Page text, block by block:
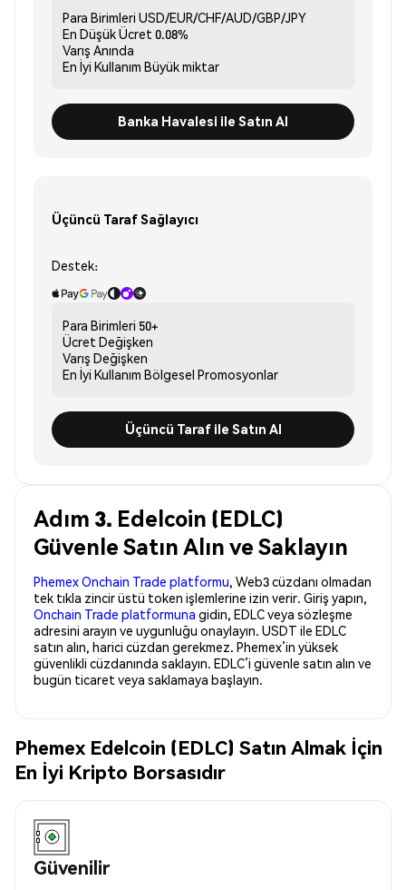
Para Birimleri USD/EUR/CHF/AUD/GBP/JPY
En Düşük Ücret 0.08%
Varış Anında
En İyi Kullanım Büyük miktar
Banka Havalesi ile Satın Al
Üçüncü Taraf Sağlayıcı
Destek:
Para Birimleri 50+
Ücret Değişken
Varış Değişken
En İyi Kullanım Bölgesel Promosyonlar
Üçüncü Taraf ile Satın Al
Adım 3. Edelcoin (EDLC)
Güvenle Satın Alın ve Saklayın
Phemex Onchain Trade platformu, Web3 cüzdanı olmadan
tek tıkla zincir üstü token işlemlerine izin verir. Giriş yapın,
Onchain Trade platformuna gidin, EDLC veya sözleşme
adresini arayın ve uygunluğu onaylayın. USDT ile EDLC
satın alın, harici cüzdan gerekmez. Phemex’in yüksek
güvenlikli cüzdanında saklayın. EDLC’i güvenle satın alın ve
bugün ticaret veya saklamaya başlayın.
Phemex Edelcoin (EDLC) Satın Almak İçin
En İyi Kripto Borsasıdır
Güvenilir